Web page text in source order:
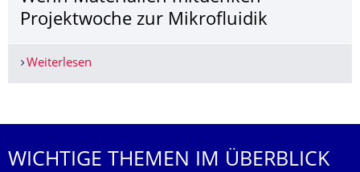
Projektwoche zur Mikrofluidik
Weiterlesen
WICHTIGE THEMEN IM ÜBERBLICK